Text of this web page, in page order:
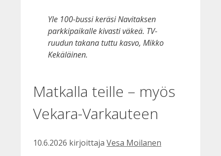
Yle 100-bussi keräsi Navitaksen
parkkipaikalle kivasti väkeä. TV-
ruudun takana tuttu kasvo, Mikko
Kekäläinen.
Matkalla teille – myös
Vekara-Varkauteen
10.6.2026 kirjoittaja Vesa Moilanen